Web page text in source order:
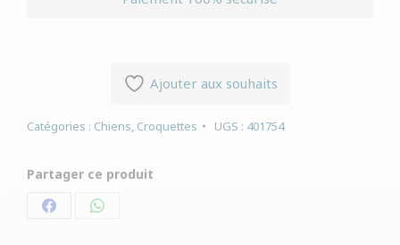
Ajouter aux souhaits
Catégories : Chiens, Croquettes UGS : 401754
Partager ce produit
PartagerPartager